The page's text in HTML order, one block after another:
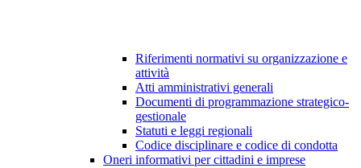
Riferimenti normativi su organizzazione e
attività
Atti amministrativi generali
Documenti di programmazione strategico-
gestionale
Statuti e leggi regionali
Codice disciplinare e codice di condotta
Oneri informativi per cittadini e imprese